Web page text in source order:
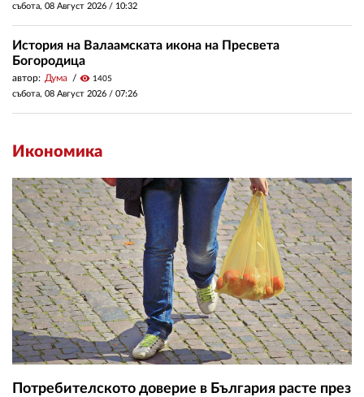
събота, 08 Август 2026 / 10:32
История на Валаамската икона на Пресвета
Богородица
автор: Дума visibility 1405
събота, 08 Август 2026 / 07:26
Икономика
Потребителското доверие в България расте през